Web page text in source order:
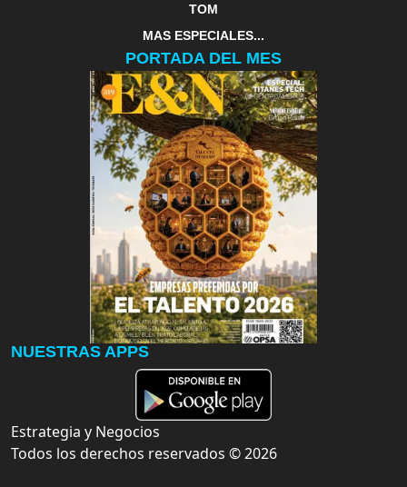
TOM
MAS ESPECIALES...
PORTADA DEL MES
NUESTRAS APPS
Estrategia y Negocios
Todos los derechos reservados ©2026